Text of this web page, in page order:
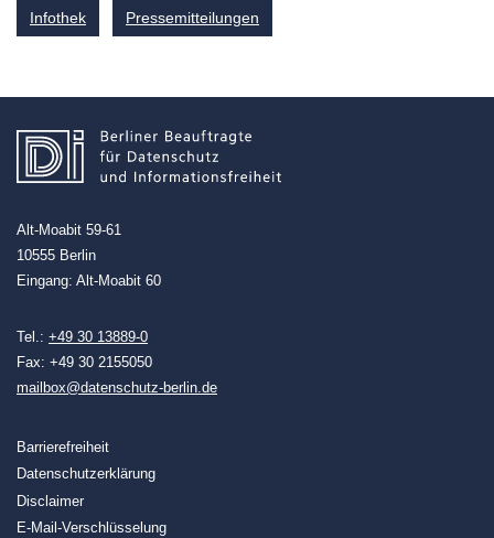
Infothek
Pressemitteilungen
Alt-Moabit 59-61
10555 Berlin
Eingang: Alt-Moabit 60
Tel.: +49 30 13889-0
Fax: +49 30 2155050
mailbox@datenschutz-berlin.de
Barrierefreiheit
Datenschutzerklärung
Disclaimer
E-Mail-Verschlüsselung